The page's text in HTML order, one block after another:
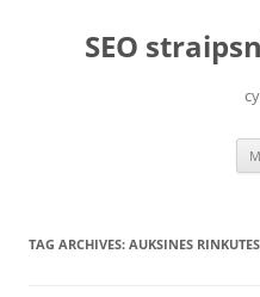
contentSEO
TAG ARCHIVES: AUKSINES